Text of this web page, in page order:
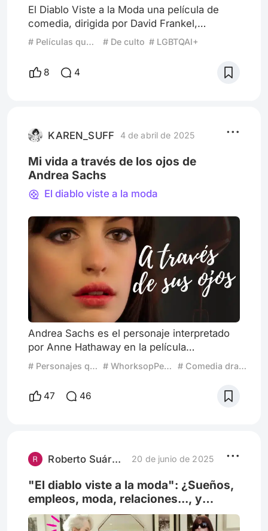
El Diablo Viste a la Moda una película de
comedia, dirigida por David Frankel,
protagonizada por Meryl Streep y Anne
gira en torno a la vida de una joven
periodista recién graduada que consigue un
Streep interpreta a Miranda Priestly, es
# Películas que volverías a ver # De culto # LGBTQAI+
8 4
KAREN_SUFF 4 de abril de 2025
Mi vida a través de los ojos de
Andrea Sachs
El diablo viste a la moda
Andrea Sachs es el personaje interpretado
por Anne Hathaway en la película
estadounidense “El Diablo viste a la moda”
estrenada en 2006. Muestra la historia de
una chica común que acaba de graduarse,
busca empleo como periodista, pero
distintas razones, alguna vez no trabajamos
# Personajes que me representan # WhorksopPeliplat # Comedia dramática
47 46
Roberto Suárez-Archundia 20 de junio de 2025
"El diablo viste a la moda": ¿Sueños,
empleos, moda, relaciones..., y
realidad?